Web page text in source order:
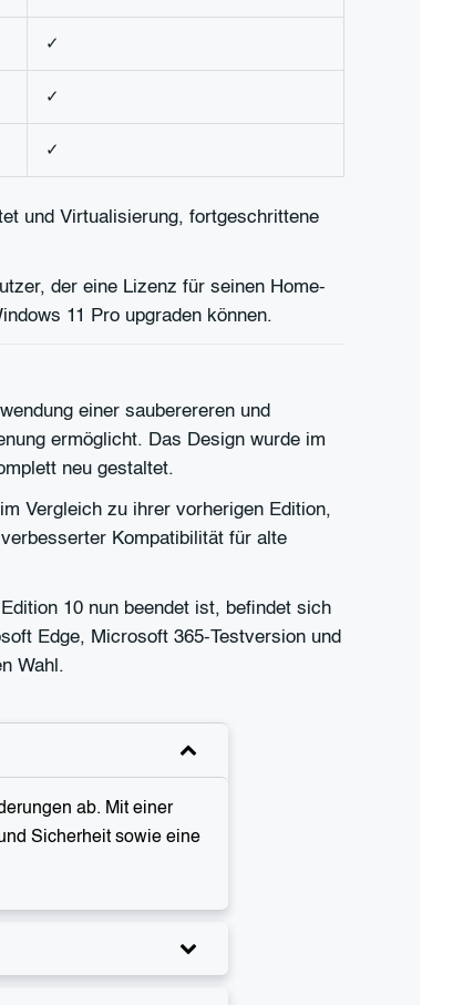
✓
✓
✓
und Virtualisierung, fortgeschrittene
der eine Lizenz für seinen Home-
11 Pro upgraden können.
einer sauberereren und
ermöglicht. Das Design wurde im
neu gestaltet.
Vergleich zu ihrer vorherigen Edition,
Kompatibilität für alte
10 nun beendet ist, befindet sich
Edge, Microsoft 365-Testversion und
Wahl.
ab. Mit einer
Sicherheit sowie eine